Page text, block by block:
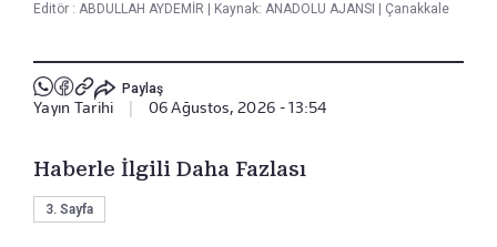
Editör : ABDULLAH AYDEMİR Kaynak: ANADOLU AJANSI Çanakkale
Paylaş
Yayın Tarihi 06 Ağustos, 2026 - 13:54
Haberle İlgili Daha Fazlası
3. Sayfa